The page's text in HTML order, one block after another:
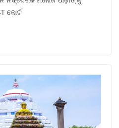
କୋର୍ଟ